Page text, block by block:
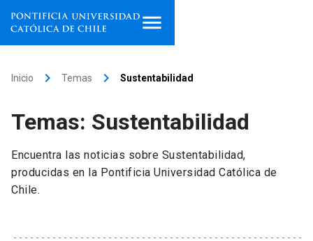
Facultades, escuelas e
institutos
Investigación
Inicio keyboard_arrow_right Temas keyboard_arrow_right Sustentabilidad
Temas: Sustentabilidad
Encuentra las noticias sobre Sustentabilidad,
producidas en la Pontificia Universidad Católica de
Chile.